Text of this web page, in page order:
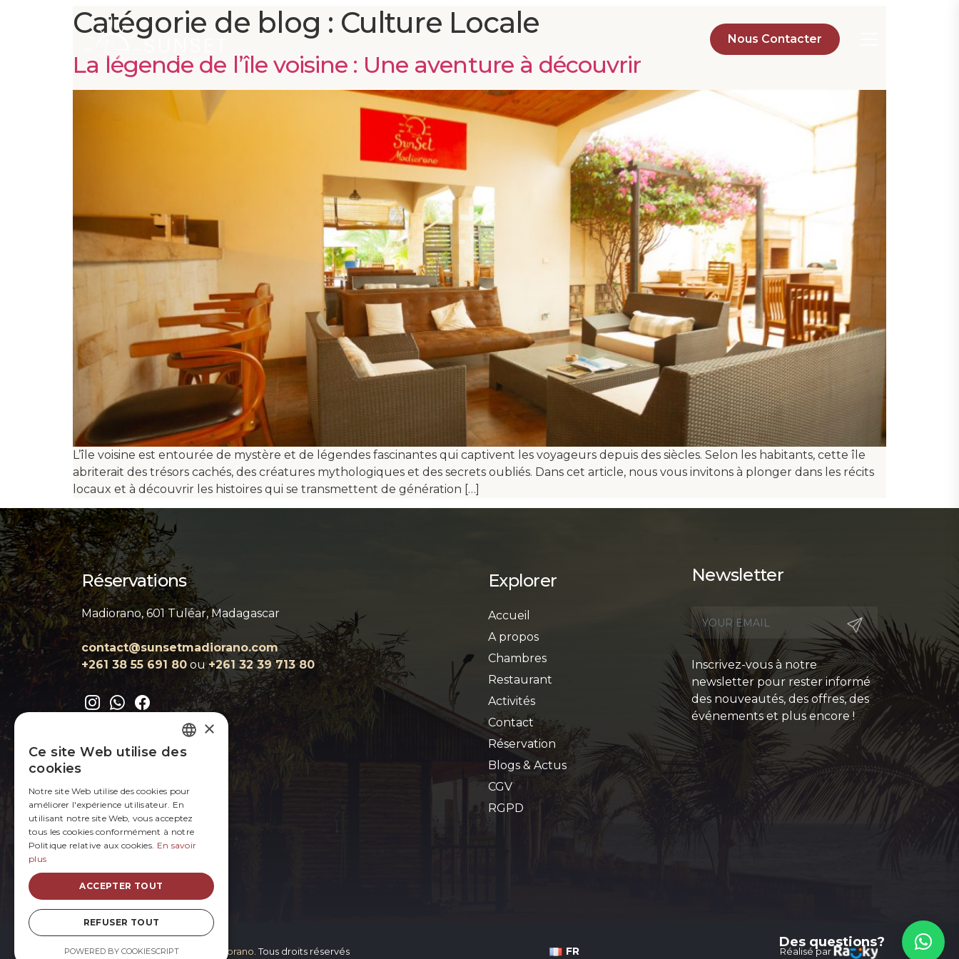
Nous Contacter
Des questions?
Catégorie de blog : Culture Locale
La légende de l’île voisine : Une aventure à découvrir
L’île voisine est entourée de mystère et de légendes fascinantes qui captivent les voyageurs depuis des siècles. Selon les habitants, cette île
abriterait des trésors cachés, des créatures mythologiques et des secrets oubliés. Dans cet article, nous vous invitons à plonger dans les récits
locaux et à découvrir les histoires qui se transmettent de génération […]
Réservations
Madiorano, 601 Tuléar, Madagascar
contact@sunsetmadiorano.com
+261 38 55 691 80‬‬ ou+261 32 39 713 80‬
Explorer
Accueil
A propos
Chambres
Restaurant
Activités
Contact
Réservation
Blogs & Actus
CGV
RGPD
Newsletter
Inscrivez-vous à notre
newsletter pour rester informé
des nouveautés, des offres, des
événements et plus encore !
FR Réalisé par
Copyright © 2026 -Sunset Madiorano. Tous droits réservés
FRENCH
×
Ce site Web utilise des
cookies
Notre site Web utilise des cookies pour
améliorer l'expérience utilisateur. En
utilisant notre site Web, vous acceptez
tous les cookies conformément à notre
Politique relative aux cookies. En savoir
plus
ACCEPTER TOUT
REFUSER TOUT
POWERED BY COOKIESCRIPT